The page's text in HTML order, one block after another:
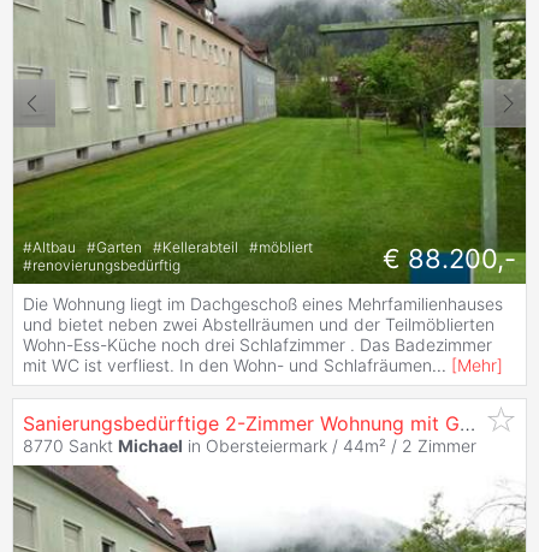
#Altbau #Garten #Kellerabteil #möbliert
#renovierungsbedürftig € 88.200,-
Die Wohnung liegt im Dachgeschoß eines Mehrfamilienhauses
und bietet neben zwei Abstellräumen und der Teilmöblierten
Wohn-Ess-Küche noch drei Schlafzimmer . Das Badezimmer
mit WC ist verfliest. In den Wohn- und Schlafräumen... [Mehr]
Sanierungsbedürftige 2-Zimmer Wohnung mit Gartenanteil in Sankt
8770 Sankt Michael in Obersteiermark / 44m² / 2 Zimmer